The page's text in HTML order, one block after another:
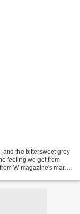
and the bittersweet grey
feeling we get from
W magazine's march